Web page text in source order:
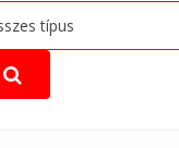
típus